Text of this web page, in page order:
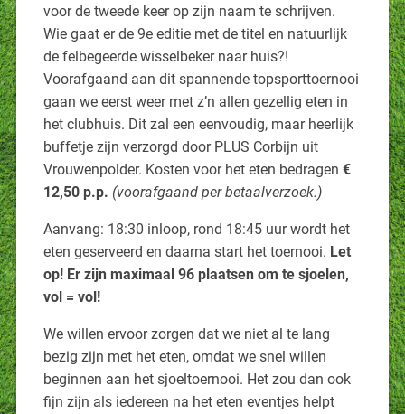
voor de tweede keer op zijn naam te schrijven.
Wie gaat er de 9e editie met de titel en natuurlijk
de felbegeerde wisselbeker naar huis?!
Voorafgaand aan dit spannende topsporttoernooi
gaan we eerst weer met z’n allen gezellig eten in
het clubhuis. Dit zal een eenvoudig, maar heerlijk
buffetje zijn verzorgd door PLUS Corbijn uit
Vrouwenpolder. Kosten voor het eten bedragen €
12,50 p.p. (voorafgaand per betaalverzoek.)
Aanvang: 18:30 inloop, rond 18:45 uur wordt het
eten geserveerd en daarna start het toernooi. Let
op! Er zijn maximaal 96 plaatsen om te sjoelen,
vol = vol!
We willen ervoor zorgen dat we niet al te lang
bezig zijn met het eten, omdat we snel willen
beginnen aan het sjoeltoernooi. Het zou dan ook
fijn zijn als iedereen na het eten eventjes helpt